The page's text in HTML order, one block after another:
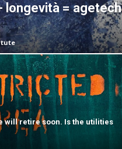
longevità = agetech
will retire soon. Is the utilities